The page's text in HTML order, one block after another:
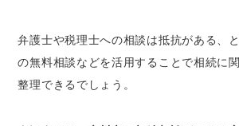
東京都の行政書士会｜遺言な
関する無料相談が可能
東京司法書士会｜相続登記に
弁護士や税理士への相談は抵抗がある、
の無料相談などを活用することで相続に
整理できるでしょう。